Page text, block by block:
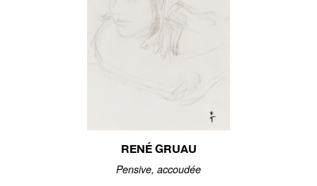
RENÉ GRUAU
Pensive, accoudée